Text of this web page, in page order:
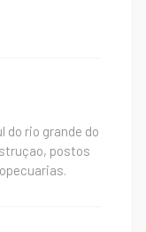
rio grande do
postos